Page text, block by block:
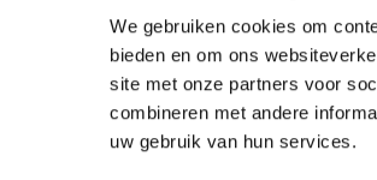
We gebruiken cookies om
bieden en om ons
site met onze partners voor
combineren met andere
uw gebruik van hun services.
Aanmelden
privacybeleid